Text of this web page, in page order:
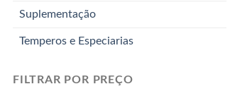
Suplementação
Temperos e Especiarias
FILTRAR POR PREÇO